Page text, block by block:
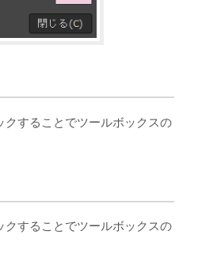
クすることでツールボックスの
クすることでツールボックスの